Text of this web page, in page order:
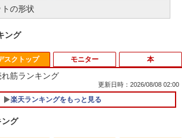
の形状
ング
スクトップ
筋ランキング
更新日時：2026/08/08 02:00
楽天ランキングをもっと見る
モニター 本
グ